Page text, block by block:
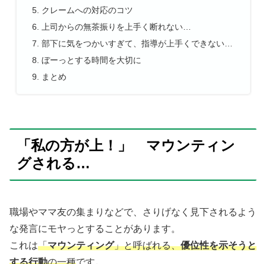
クレームへの対応のコツ
上司からの無茶振りを上手く断れない…
部下に気をつかいすぎて、指導が上手くできない…
ぼーっとする時間を大切に
まとめ
「私の方が上！」 マウンティン
グされる…
職場やママ友の集まりなどで、さりげなく見下されるよう
な発言にモヤっとすることがあります。
これは「マウンティング」と呼ばれる、優位性を示そうと
する行動の一種です。